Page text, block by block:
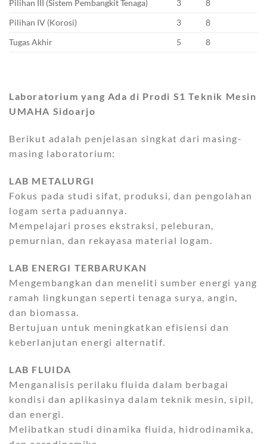
Pilihan III (Sistem Pembangkit Tenaga) 3
8
Pilihan IV (Korosi)
3
8
Tugas Akhir
5 8
Laboratorium yang Ada di Prodi S1 Teknik Mesin
UMAHA Sidoarjo
Berikut adalah penjelasan singkat dari masing-
masing laboratorium:
LAB METALURGI
Fokus pada studi sifat, produksi, dan pengolahan
logam serta paduannya.
Mempelajari proses ekstraksi, peleburan,
pemurnian, dan rekayasa material logam.
LAB ENERGI TERBARUKAN
Mengembangkan dan meneliti sumber energi yang
ramah lingkungan seperti tenaga surya, angin,
dan biomassa.
Bertujuan untuk meningkatkan efisiensi dan
keberlanjutan energi alternatif.
LAB FLUIDA
Menganalisis perilaku fluida dalam berbagai
kondisi dan aplikasinya dalam teknik mesin, sipil,
dan energi.
Melibatkan studi dinamika fluida, hidrodinamika,